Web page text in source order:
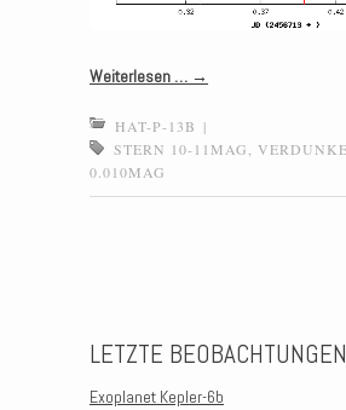
Weiterlesen … →
HAT-P-13B |
STERN 10-11MAG
0.010MAG
LETZTE BEOBACHTUNGEN
Exoplanet Kepler-6b